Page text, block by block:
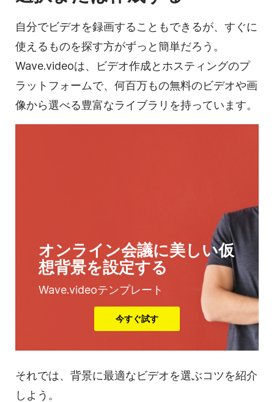
自分でビデオを録画することもできるが、すぐに
使えるものを探す方がずっと簡単だろう。
Wave.videoは、ビデオ作成とホスティングのプ
ラットフォームで、何百万もの無料のビデオや画
像から選べる豊富なライブラリを持っています。
オンライン会議に美しい仮
想背景を設定する
Wave.videoテンプレート
今すぐ試す
それでは、背景に最適なビデオを選ぶコツを紹介
しよう。